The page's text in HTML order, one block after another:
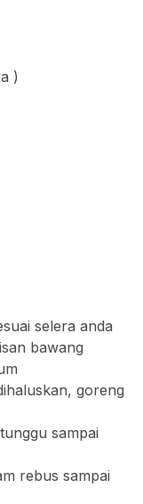
)
selera anda
bawang
goreng
sampai
rebus sampai